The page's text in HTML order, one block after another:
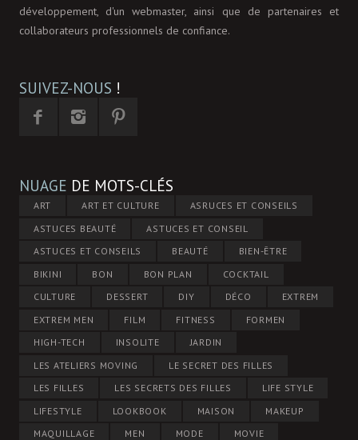
développement, d'un webmaster, ainsi que de partenaires et
collaborateurs professionnels de confiance.
SUIVEZ-NOUS !
NUAGE DE MOTS-CLÉS
ART ART ET CULTURE
ASRUCES ET CONSEILS
ASTUCES BEAUTÉ
ASTUCES ET CONSEIL
ASTUCES ET CONSEILS
BEAUTÉ
BIEN-ÊTRE
BIKINI
BON BON PLAN
COCKTAIL
CULTURE
DESSERT DIY DÉCO
EXTREM
EXTREM MEN
FILM FITNESS
FORMEN
HIGH-TECH
INSOLITE
JARDIN
LES ATELIERS MOVING
LE SECRET DES FILLES
LES FILLES
LES SECRETS DES FILLES
LIFE STYLE
LIFESTYLE
LOOKBOOK MAISON
MAKEUP
MAQUILLAGE
MEN MODE MOVIE